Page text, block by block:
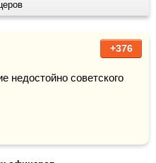
+376
недостойно советского